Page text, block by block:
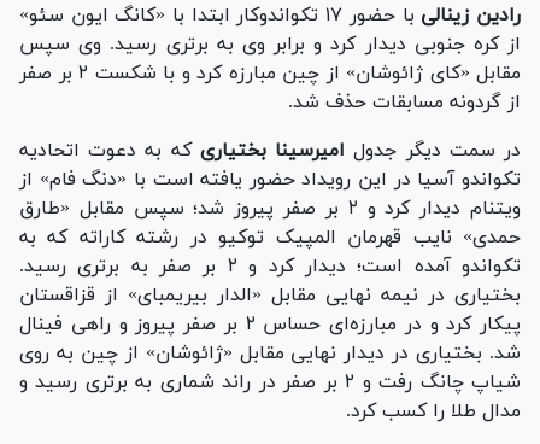
رادین زینالی
با حضور ۱۷ تکواندوکار ابتدا با «کانگ ایون سئو»
از کره جنوبی دیدار کرد و برابر وی به برتری رسید. وی سپس
مقابل «کای ژائوشان» از چین مبارزه کرد و با شکست ۲ بر صفر
از گردونه مسابقات حذف شد.
در سمت دیگر جدول امیرسینا بختیاری که به دعوت اتحادیه
تکواندو آسیا در این رویداد حضور یافته است با «دنگ فام» از
ویتنام دیدار کرد و ۲ بر صفر پیروز شد؛ سپس مقابل «طارق
حمدی» نایب قهرمان المپیک توکیو در رشته کاراته که به
تکواندو آمده است؛ دیدار کرد و ۲ بر صفر به برتری رسید.
بختیاری در نیمه نهایی مقابل «الدار بیریمبای» از قزاقستان
پیکار کرد و در مبارزه‌ای حساس ۲ بر صفر پیروز و راهی فینال
شد. بختیاری در دیدار نهایی مقابل «ژائوشان» از چین به روی
شیاپ چانگ رفت و ۲ بر صفر در راند شماری به برتری رسید و
مدال طلا را کسب کرد.